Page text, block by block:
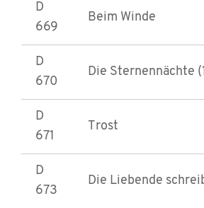
D
669
Beim Winde
D
670
Die Sternennächte
D
671
Trost
D
673
Die Liebende